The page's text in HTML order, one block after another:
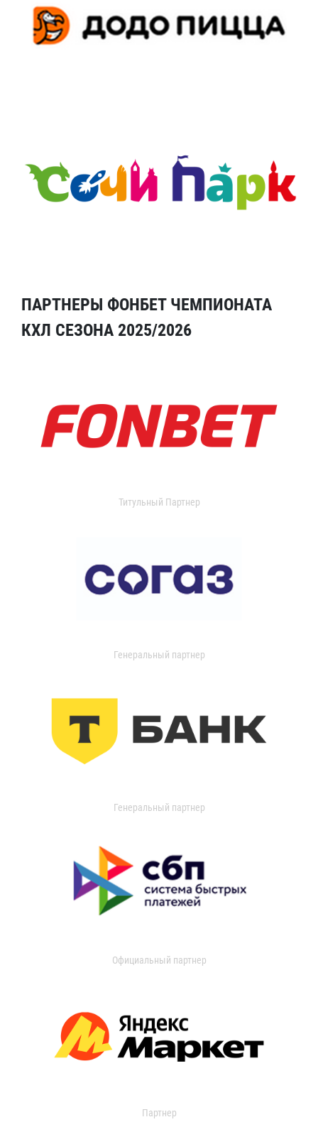
ПАРТНЕРЫ ФОНБЕТ ЧЕМПИОНАТА
КХЛ СЕЗОНА 2025/2026
Титульный Партнер
Генеральный партнер
Генеральный партнер
Официальный партнер
Партнер